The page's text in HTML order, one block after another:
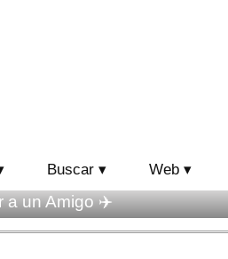
Buscar Web
a un Amigo ✈️